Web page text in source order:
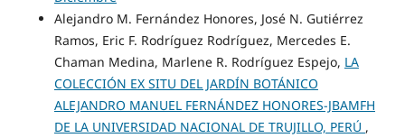
Alejandro M. Fernández Honores, José N. Gutiérrez
Ramos, Eric F. Rodríguez Rodríguez, Mercedes E.
Chaman Medina, Marlene R. Rodríguez Espejo, LA
COLECCIÓN EX SITU DEL JARDÍN BOTÁNICO
ALEJANDRO MANUEL FERNÁNDEZ HONORES-JBAMFH
DE LA UNIVERSIDAD NACIONAL DE TRUJILLO, PERÚ ,